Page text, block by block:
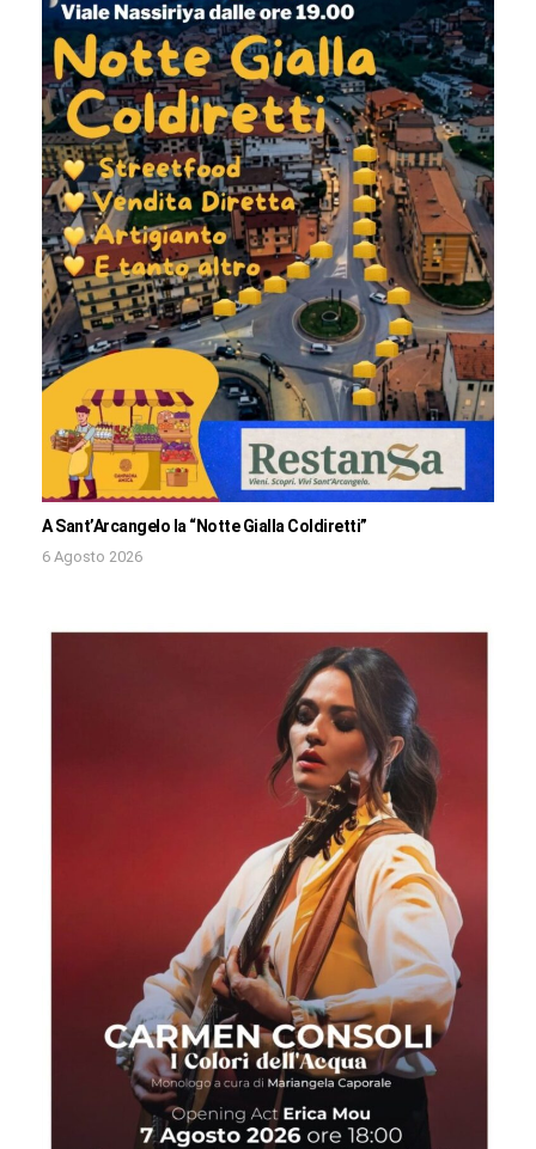
A Sant’Arcangelo la “Notte Gialla Coldiretti”
6 Agosto 2026